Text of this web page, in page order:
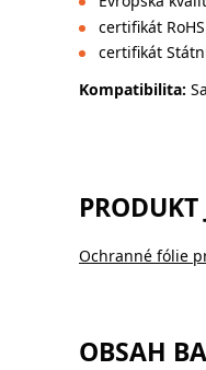
certifikát RoHS
certifikát
Kompatibilita:
Ochranné fólie
OBSAH